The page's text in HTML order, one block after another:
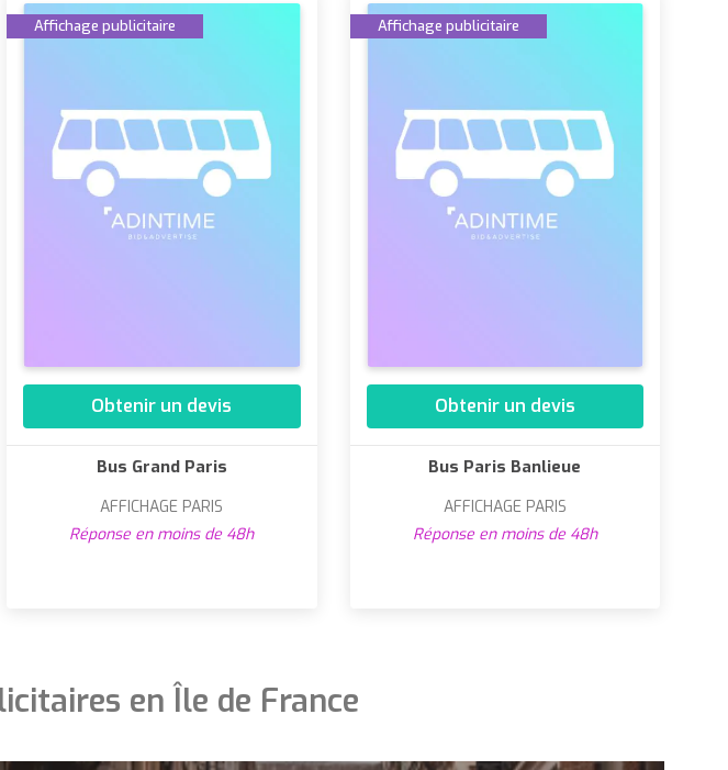
Affichage publicitaire
Obtenir un devis
Bus Grand Paris
AFFICHAGE PARIS
Réponse en moins de 48h
Affichage publicitaire
Obtenir un devis
Bus Paris Banlieue
AFFICHAGE PARIS
Réponse en moins de 48h
en Île de France